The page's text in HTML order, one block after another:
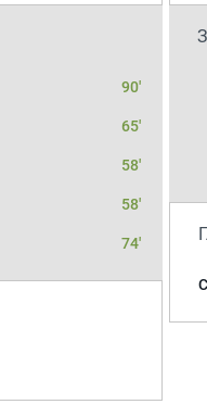
90'
65'
58'
58'
74'